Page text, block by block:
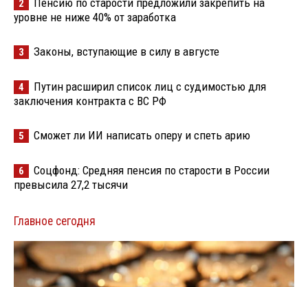
2
уровне не ниже 40% от заработка
3 Законы, вступающие в силу в августе
4
Путин расширил список лиц с судимостью для
заключения контракта с ВС РФ
5 Сможет ли ИИ написать оперу и спеть арию
6
Соцфонд: Средняя пенсия по старости в России
превысила 27,2 тысячи
Главное сегодня